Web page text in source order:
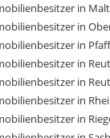
in
in
in
in
in
in
in